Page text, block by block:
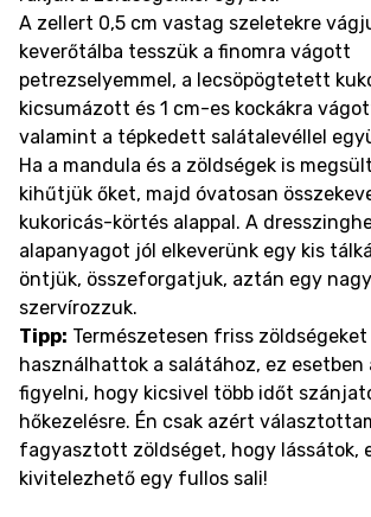
A zellert 0,5 cm vastag szeletekre
keverőtálba tesszük a finomra vágott
petrezselyemmel, a lecsöpögtetett
kicsumázott és 1 cm-es kockákra
valamint a tépkedett salátalevéllel
Ha a mandula és a zöldségek is
kihűtjük őket, majd óvatosan
kukoricás-körtés alappal. A
alapanyagot jól elkeverünk egy kis
öntjük, összeforgatjuk, aztán egy
szervírozzuk.
Tipp: Természetesen friss zöldségeket
használhattok a salátához, ez esetben
figyelni, hogy kicsivel több időt
hőkezelésre. Én csak azért
fagyasztott zöldséget, hogy lássátok,
kivitelezhető egy fullos sali!